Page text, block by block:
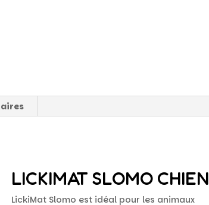
LICKIMAT SLOMO CHIEN
LickiMat Slomo est idéal pour les animaux